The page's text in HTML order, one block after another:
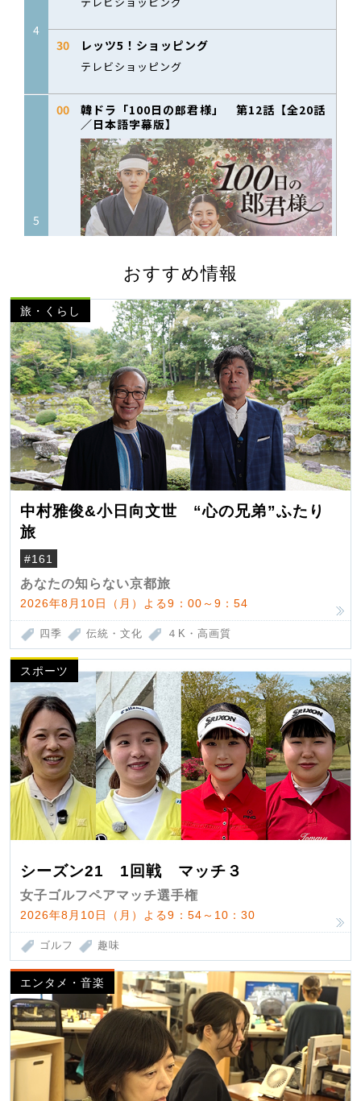
おすすめ情報
旅・くらし
中村雅俊&小日向文世 “心の兄弟”ふたり
旅
#161
あなたの知らない京都旅
2026年8月10日（月）よる9：00～9：54
四季 伝統・文化 ４K・高画質
スポーツ
シーズン21 1回戦 マッチ３
女子ゴルフペアマッチ選手権
2026年8月10日（月）よる9：54～10：30
ゴルフ 趣味
エンタメ・音楽